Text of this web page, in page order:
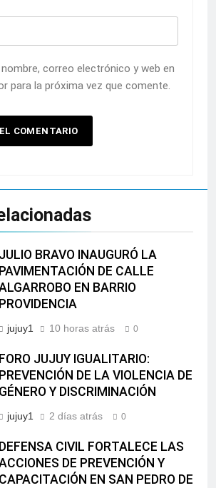
correo electrónico y web en
para la próxima vez que comente.
JULIO BRAVO INAUGURÓ LA
PAVIMENTACIÓN DE CALLE
EN BARRIO
PROVIDENCIA
jujuy1 10 horas atrás 0
FORO JUJUY IGUALITARIO:
PREVENCIÓN DE LA VIOLENCIA DE
GÉNERO Y DISCRIMINACIÓN
jujuy1 2 días atrás 0
DEFENSA CIVIL FORTALECE LAS
DE PREVENCIÓN Y
CAPACITACIÓN EN SAN PEDRO DE